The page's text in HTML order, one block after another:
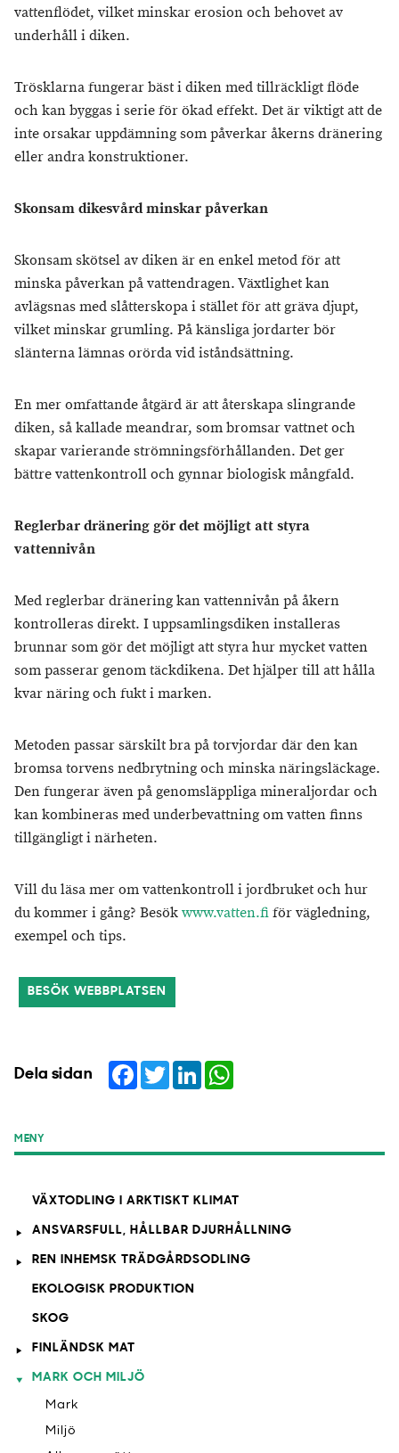
vattenflödet, vilket minskar erosion och behovet av
underhåll i diken.
Trösklarna fungerar bäst i diken med tillräckligt flöde
och kan byggas i serie för ökad effekt. Det är viktigt att de
inte orsakar uppdämning som påverkar åkerns dränering
eller andra konstruktioner.
Skonsam dikesvård minskar påverkan
Skonsam skötsel av diken är en enkel metod för att
minska påverkan på vattendragen. Växtlighet kan
avlägsnas med slåtterskopa i stället för att gräva djupt,
vilket minskar grumling. På känsliga jordarter bör
slänterna lämnas orörda vid iståndsättning.
En mer omfattande åtgärd är att återskapa slingrande
diken, så kallade meandrar, som bromsar vattnet och
skapar varierande strömningsförhållanden. Det ger
bättre vattenkontroll och gynnar biologisk mångfald.
Reglerbar dränering gör det möjligt att styra
vattennivån
Med reglerbar dränering kan vattennivån på åkern
kontrolleras direkt. I uppsamlingsdiken installeras
brunnar som gör det möjligt att styra hur mycket vatten
som passerar genom täckdikena. Det hjälper till att hålla
kvar näring och fukt i marken.
Metoden passar särskilt bra på torvjordar där den kan
bromsa torvens nedbrytning och minska näringsläckage.
Den fungerar även på genomsläppliga mineraljordar och
kan kombineras med underbevattning om vatten finns
tillgängligt i närheten.
Vill du läsa mer om vattenkontroll i jordbruket och hur
du kommer i gång? Besökwww.vatten.fiför vägledning,
exempel och tips.
BESÖK WEBBPLATSEN
Dela sidan Facebook
TwitterLinkedIn
MENY
VÄXTODLING I ARKTISKT KLIMAT
ANSVARSFULL, HÅLLBAR DJURHÅLLNING
REN INHEMSK TRÄDGÅRDSODLING
EKOLOGISK PRODUKTION
SKOG
FINLÄNDSK MAT
MARK OCH MILJÖ
Mark
Miljö